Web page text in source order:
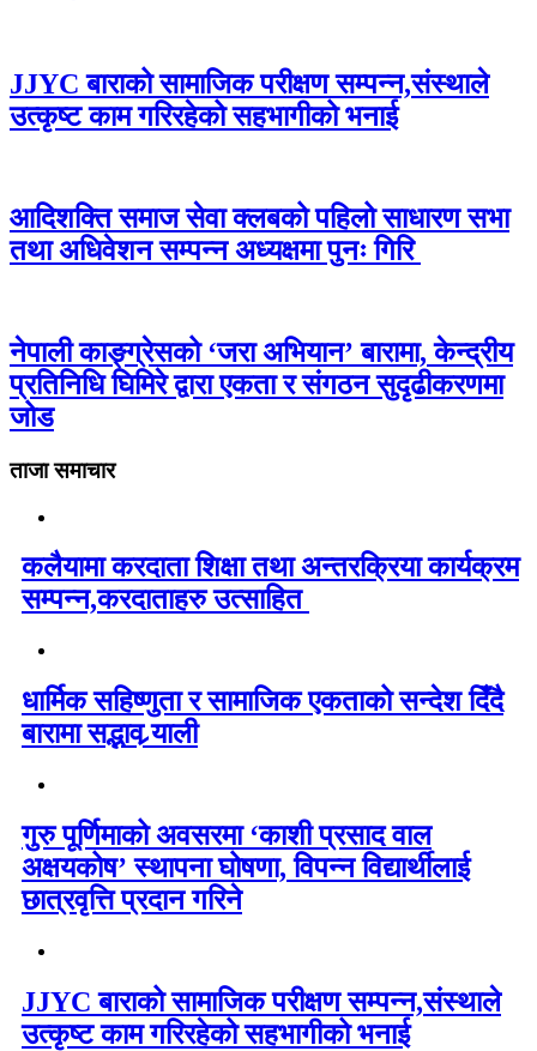
JJYC बाराको सामाजिक परीक्षण सम्पन्न,संस्थाले
उत्कृष्ट काम गरिरहेको सहभागीको भनाई
आदिशक्ति समाज सेवा क्लबको पहिलो साधारण सभा
तथा अधिवेशन सम्पन्न अध्यक्षमा पुनः गिरि
नेपाली काङ्ग्रेसको ‘जरा अभियान’ बारामा, केन्द्रीय
प्रतिनिधि घिमिरे द्वारा एकता र संगठन सुदृढीकरणमा
जोड
ताजा समाचार
कलैयामा करदाता शिक्षा तथा अन्तरक्रिया कार्यक्रम
सम्पन्न,करदाताहरु उत्साहित
धार्मिक सहिष्णुता र सामाजिक एकताको सन्देश दिँदै
बारामा सद्भाव र्‍याली
गुरु पूर्णिमाको अवसरमा ‘काशी प्रसाद वाल
अक्षयकोष’ स्थापना घोषणा, विपन्न विद्यार्थीलाई
छात्रवृत्ति प्रदान गरिने
JJYC बाराको सामाजिक परीक्षण सम्पन्न,संस्थाले
उत्कृष्ट काम गरिरहेको सहभागीको भनाई